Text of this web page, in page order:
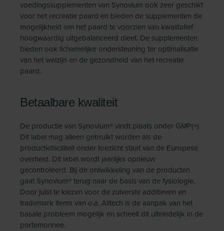
voedingssupplementen van Synovium ook zeer geschikt
voor het recreatie paard en bieden de supplementen de
mogelijkheid om het paard te voorzien van kwalitatief
hoogwaardig uitgebalanceerd dieet. De supplementen
bieden ook lichamelijke ondersteuning ter optimalisatie
van het welzijn en de gezondheid van het recreatie
paard.
Betaalbare kwaliteit
De productie van Synovium® vindt plaats onder GMP(+).
Dit label mag alleen gebruikt worden als de
productiefaciliteit onder toezicht staat van de Europese
overheid. Dit label wordt jaarlijks opnieuw
gecontroleerd. Bij de ontwikkeling van de producten
gaat Synovium® terug naar de basis van de fysiologie.
Door juist te kiezen voor de zuiverste additieven en
trademark items van o.a. Alltech is de aanpak van het
basale probleem mogelijk en scheelt dit uiteindelijk in de
portemonnee.